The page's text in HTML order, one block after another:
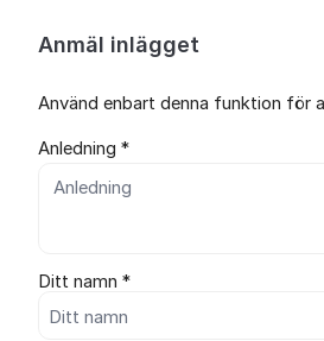
Anmäl inlägget
Använd enbart denna funktion för
Anledning *
Ditt namn *